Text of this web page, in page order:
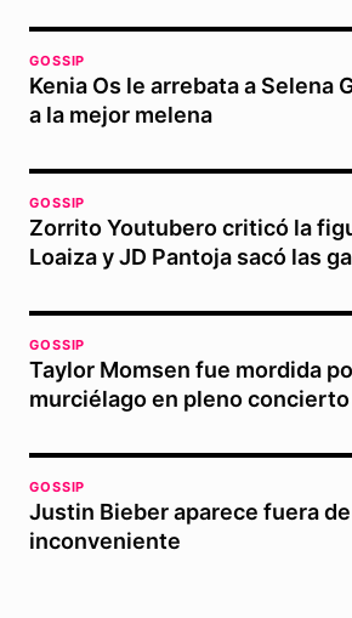
GOSSIP
Kenia Os le arrebata a Selena
a la mejor melena
GOSSIP
Zorrito Youtubero criticó la
Loaiza y JD Pantoja sacó las
GOSSIP
Taylor Momsen fue mordida
murciélago en pleno concierto
GOSSIP
Justin Bieber aparece fuera
inconveniente